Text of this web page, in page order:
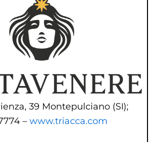
39 Montepulciano (SI);
– www.triacca.com